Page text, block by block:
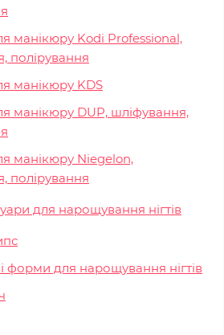
манікюру Kodi Professional,
полірування
манікюру KDS
манікюру DUP, шліфування,
манікюру Niegelon,
полірування
для нарощування нігтів
форми для нарощування нігтів